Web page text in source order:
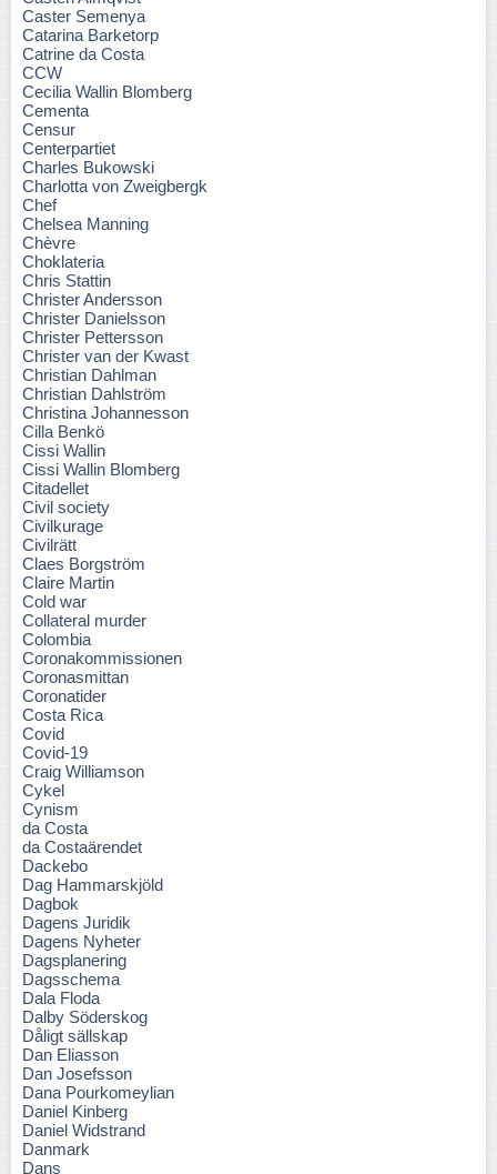
Caster Semenya
Catarina Barketorp
Catrine da Costa
CCW
Cecilia Wallin Blomberg
Cementa
Censur
Centerpartiet
Charles Bukowski
Charlotta von Zweigbergk
Chef
Chelsea Manning
Chèvre
Choklateria
Chris Stattin
Christer Andersson
Christer Danielsson
Christer Pettersson
Christer van der Kwast
Christian Dahlman
Christian Dahlström
Christina Johannesson
Cilla Benkö
Cissi Wallin
Cissi Wallin Blomberg
Citadellet
Civil society
Civilkurage
Civilrätt
Claes Borgström
Claire Martin
Cold war
Collateral murder
Colombia
Coronakommissionen
Coronasmittan
Coronatider
Costa Rica
Covid
Covid-19
Craig Williamson
Cykel
Cynism
da Costa
da Costaärendet
Dackebo
Dag Hammarskjöld
Dagbok
Dagens Juridik
Dagens Nyheter
Dagsplanering
Dagsschema
Dala Floda
Dalby Söderskog
Dåligt sällskap
Dan Eliasson
Dan Josefsson
Dana Pourkomeylian
Daniel Kinberg
Daniel Widstrand
Danmark
Dans